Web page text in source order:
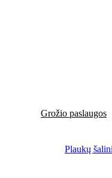
Grožio paslaugos
Plaukų